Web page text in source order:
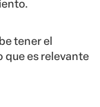
tener el
es relevante